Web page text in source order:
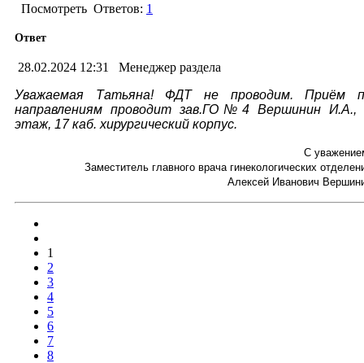
Посмотреть Ответов: 1
Ответ
28.02.2024 12:31
Менеджер раздела
Уважаемая Татьяна! ФДТ не проводим. Приём
направлениям проводит зав.ГО№4 Вершинин И.А.,
этаж, 17 каб. хирургический корпус.
С
Заместитель главного врача гинекологических
Алексей Иванович
1
2
3
4
5
6
7
8